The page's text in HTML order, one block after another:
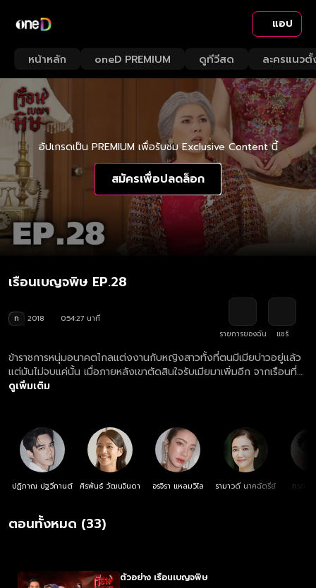
แอป
หน้าหลัก oneD PREMIUM ดูทีวีสด ละครแนวตั้
อัปเกรดเป็น PREMIUM เพื่อรับชม Exclusive Content นี้
สมัครเพื่อปลดล็อก
เรือนเบญจพิษ EP.28
ท 2018
0:54:27 นาที
รายการของฉัน
แชร์
ข้าราชการหนุ่มอนาคตไกลแต่งงานกับหญิงสาวทั้งที่ตนมีเมียบ่าวอยู่แล้ว
แต่มันไม่จบแค่นั้น เมื่อภายหลังเขาตัดสินใจรับเมียมาเพิ่มอีก จากเรือนที่
เคยสงบสุขจึงร้อนรุ่มเพราะสุมด้วยไฟริษยา การวางแผนแย่งชิงอำนาจจึง
ดูเพิ่มเติม
ปฏิภาณ ปฐวีกานต์ ศิรพันธ์ วัฒนจินดา อรจิรา แหลมวิไล รามาวดี นาคฉัตรีย์ กรณ์
ตอนทั้งหมด (33)
ตัวอย่าง เรือนเบญจพิษ